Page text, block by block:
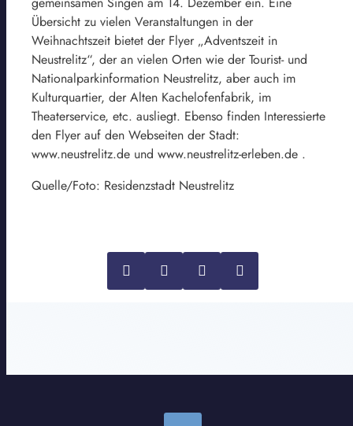
Übersicht zu vielen Veranstaltungen in der
Weihnachtszeit bietet der Flyer „Adventszeit in
Neustrelitz“, der an vielen Orten wie der Tourist- und
Nationalparkinformation Neustrelitz, aber auch im
Kulturquartier, der Alten Kachelofenfabrik, im
Theaterservice, etc. ausliegt. Ebenso finden Interessierte
den Flyer auf den Webseiten der Stadt:
www.neustrelitz.de und www.neustrelitz-erleben.de .
Quelle/Foto: Residenzstadt Neustrelitz